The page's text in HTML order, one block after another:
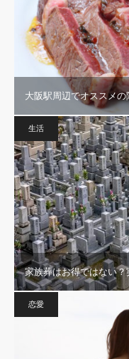
大阪駅周辺でオススメ
生活
家族葬はお得ではない
恋愛